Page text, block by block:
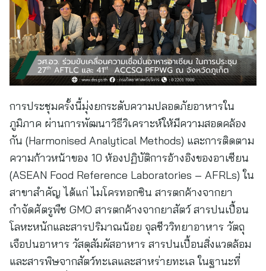
การประชุมครั้งนี้มุ่งยกระดับความปลอดภัยอาหารใน
ภูมิภาค ผ่านการพัฒนาวิธีวิเคราะห์ให้มีความสอดคล้อง
กัน (Harmonised Analytical Methods) และการติดตาม
ความก้าวหน้าของ 10 ห้องปฏิบัติการอ้างอิงของอาเซียน
(ASEAN Food Reference Laboratories – AFRLs) ใน
สาขาสำคัญ ได้แก่ ไมโครทอกซิน สารตกค้างจากยา
กำจัดศัตรูพืช GMO สารตกค้างจากยาสัตว์ สารปนเปื้อน
โลหะหนักและสารปริมาณน้อย จุลชีววิทยาอาหาร วัตถุ
เจือปนอาหาร วัสดุสัมผัสอาหาร สารปนเปื้อนสิ่งแวดล้อม
และสารพิษจากสัตว์ทะเลและสาหร่ายทะเล ในฐานะที่